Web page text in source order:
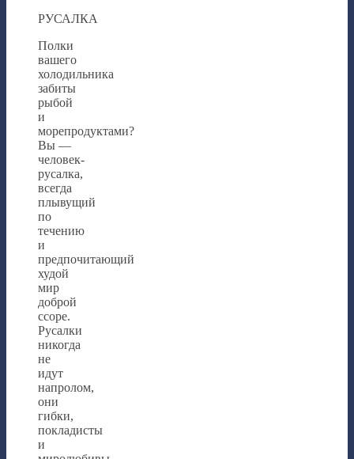
РУСАЛКА
Полки
вашего
холодильника
забиты
рыбой
и
морепродуктами?
Вы —
человек-
русалка,
всегда
плывущий
по
течению
и
предпочитающий
худой
мир
доброй
ссоре.
Русалки
никогда
не
идут
напролом,
они
гибки,
покладисты
и